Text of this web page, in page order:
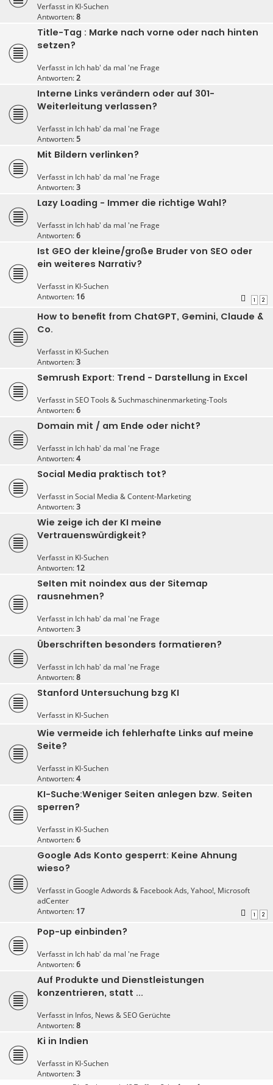
Verfasst in KI-Suchen
Antworten:8
Title-Tag : Marke nach vorne oder nach hinten
setzen?
Verfasst in Ich hab' da mal 'ne Frage
Antworten:2
Interne Links verändern oder auf 301-
Weiterleitung verlassen?
Verfasst in Ich hab' da mal 'ne Frage
Antworten:5
Mit Bildern verlinken?
Verfasst in Ich hab' da mal 'ne Frage
Antworten:3
Lazy Loading - Immer die richtige Wahl?
Verfasst in Ich hab' da mal 'ne Frage
Antworten:6
Ist GEO der kleine/große Bruder von SEO oder
ein weiteres Narrativ?
Verfasst in KI-Suchen
Antworten: 16 1 2
How to benefit from ChatGPT, Gemini, Claude &
Co.
Verfasst in KI-Suchen
Antworten:3
Semrush Export: Trend - Darstellung in Excel
Verfasst inSEO Tools & Suchmaschinenmarketing-Tools
Antworten:6
Domain mit / am Ende oder nicht?
Verfasst in Ich hab' da mal 'ne Frage
Antworten:4
Social Media praktisch tot?
Verfasst inSocial Media & Content-Marketing
Antworten:3
Wie zeige ich der KI meine
Vertrauenswürdigkeit?
Verfasst in KI-Suchen
Antworten: 12
SeIten mit noindex aus der Sitemap
rausnehmen?
Verfasst in Ich hab' da mal 'ne Frage
Antworten:3
Überschriften besonders formatieren?
Verfasst in Ich hab' da mal 'ne Frage
Antworten:8
Stanford Untersuchung bzg KI
Verfasst in KI-Suchen
Wie vermeide ich fehlerhafte Links auf meine
Seite?
Verfasst in KI-Suchen
Antworten:4
KI-Suche:Weniger Seiten anlegen bzw. Seiten
sperren?
Verfasst in KI-Suchen
Antworten:6
Google Ads Konto gesperrt: Keine Ahnung
wieso?
Verfasst inGoogle Adwords & Facebook Ads, Yahoo!, Microsoft
adCenter
Antworten: 17 1 2
Pop-up einbinden?
Verfasst in Ich hab' da mal 'ne Frage
Antworten:6
Auf Produkte und Dienstleistungen
konzentrieren, statt ...
Verfasst in Infos, News & SEO Gerüchte
Antworten:8
Ki in Indien
Verfasst in KI-Suchen
Antworten:3